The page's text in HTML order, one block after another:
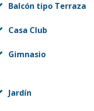
Balcón tipo Terraza
Casa Club
Gimnasio
Jardín